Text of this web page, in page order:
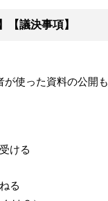
議決事項】
使った資料の公開も
ける
る